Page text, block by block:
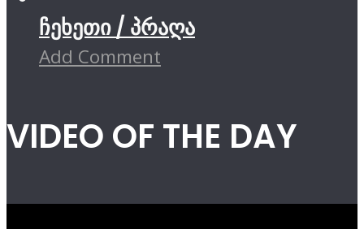
ჩეხეთი / პრაღა
Add Comment
VIDEO OF THE DAY